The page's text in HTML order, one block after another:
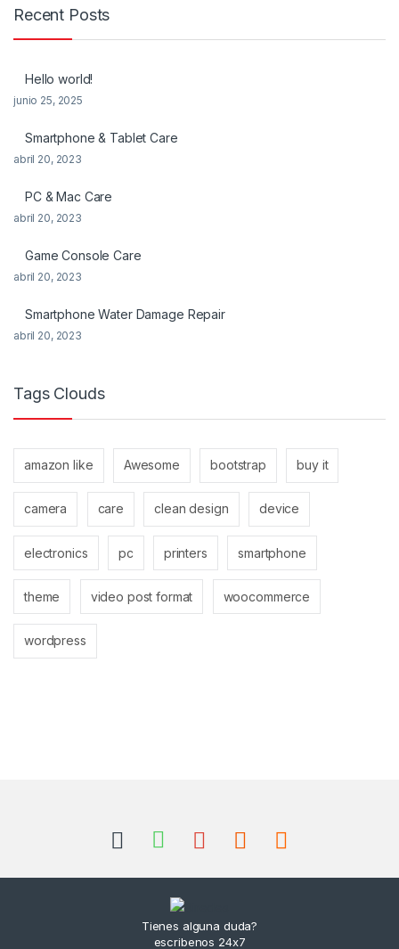
Recent Posts
Hello world!
junio 25, 2025
Smartphone & Tablet Care
abril 20, 2023
PC & Mac Care
abril 20, 2023
Game Console Care
abril 20, 2023
Smartphone Water Damage Repair
abril 20, 2023
Tags Clouds
amazon like Awesome bootstrap buy it
camera care clean design device
electronics pc printers smartphone
theme video post format woocommerce
wordpress
Tienes alguna duda?
escribenos 24x7